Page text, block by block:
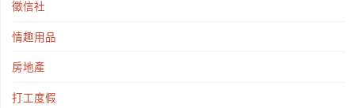
徵信社
情趣用品
房地產
打工度假